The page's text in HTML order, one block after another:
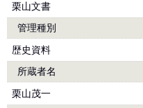
栗山文書
管理種別
歴史資料
所蔵者名
栗山茂一